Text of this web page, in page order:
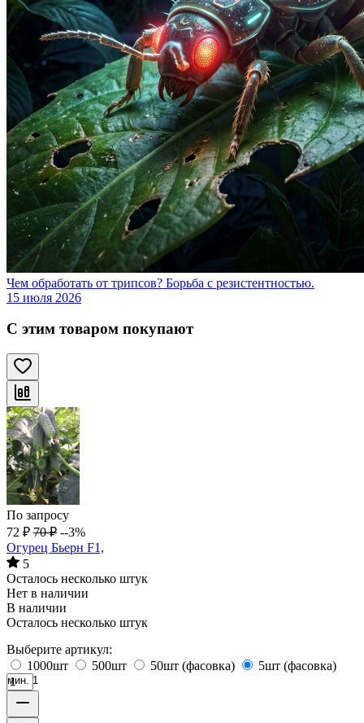
Чем обработать от трипсов? Борьба с резистентностью.
15 июля 2026
С этим товаром покупают
По запросу
72 ₽ 70 ₽ --3%
Огурец Бьерн F1,
5
Осталось несколько штук
Нет в наличии
В наличии
Осталось несколько штук
Выберите артикул:
1000шт
500шт 50шт (фасовка) 5шт (фасовка)
мин. 1